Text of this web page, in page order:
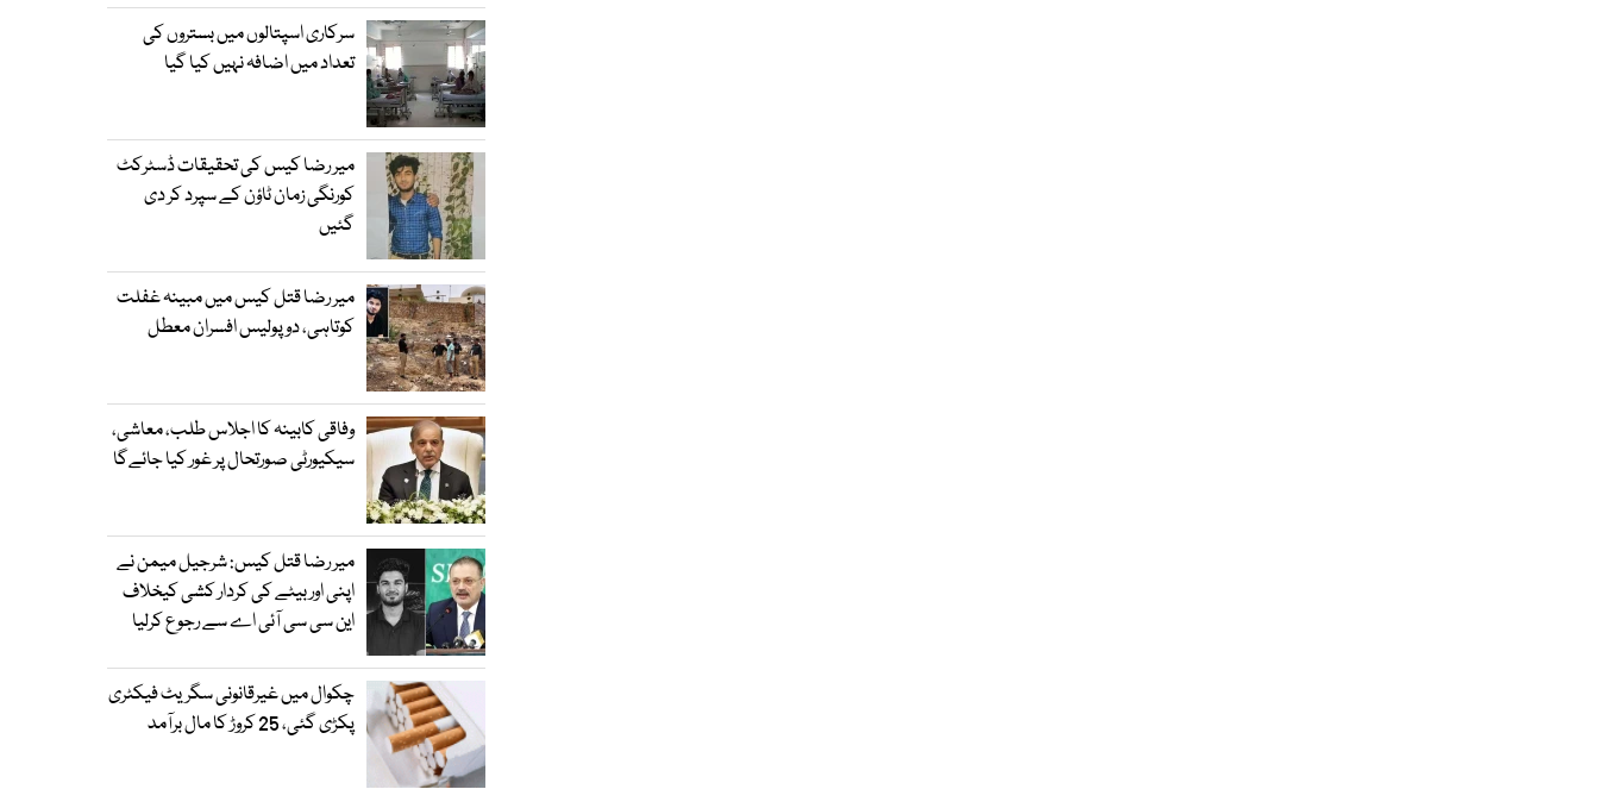
سرکاری اسپتالوں میں بستروں کی
تعداد میں اضافہ نہیں کیا گیا
میر رضا کیس کی تحقیقات ڈسٹرکٹ
کورنگی زمان ٹاؤن کے سپرد کر دی
گئیں
میر رضا قتل کیس میں مبینہ غفلت
کوتاہی، دو پولیس افسران معطل
وفاقی کابینہ کا اجلاس طلب، معاشی،
سیکیورٹی صورتحال پر غور کیا جائےگا
میر رضا قتل کیس: شرجیل میمن نے
اپنی اور بیٹے کی کردار کشی کیخلاف
این سی سی آئی اے سے رجوع کرلیا
چکوال میں غیرقانونی سگریٹ فیکٹری
پکڑی گئی، 25 کروڑ کا مال برآمد